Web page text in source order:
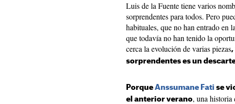
Luis de la Fuente tiene varios
sorprendentes para todos. Pero
habituales, que no han entrado en
que todavía no han tenido la
cerca la evolución de varias piezas,
sorprendentes es un
Porque Anssumane Fati se
el anterior verano, una historia